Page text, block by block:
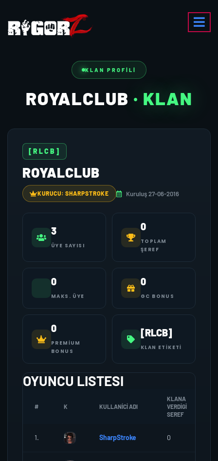
KLAN PROFILI
ROYALCLUB · KLAN
[RLCB]
ROYALCLUB
KURUCU: SHARPSTROKE Kuruluş 27-06-2016
3
ÜYE SAYISI
0
TOPLAM
ŞEREF
0
MAKS. ÜYE
0
GC BONUS
0
PREMIUM
BONUS
[RLCB]
KLAN ETIKETI
OYUNCU LISTESI
# K KULLANICI ADI
KLANA
VERDIGI
SEREF
1. SharpStroke 0